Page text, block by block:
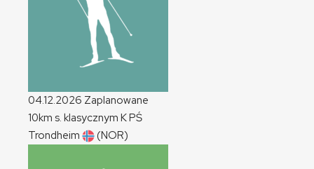
04.12.2026 Zaplanowane
10km s. klasycznym KPŚ
Trondheim
(NOR)